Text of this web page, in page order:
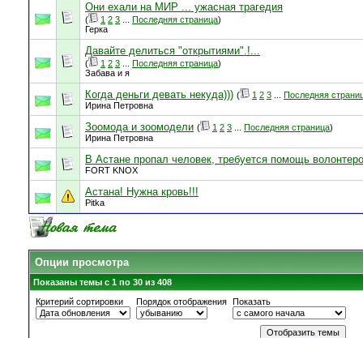
Они ехали на МИР ... ужасная трагедия
( 1 2 3 Последняя страница)
Герка
Давайте делиться "открытиями".!...
( 1 2 3 Последняя страница)
Забава и я
Когда деньги девать некуда))) ( 1 2 3
Последняя
Ирина Петровна
Зоомода и зоомодели ( 1 2 3 Последняя страница)
Ирина Петровна
В Астане пропал человек, требуется помощь
FORT KNOX
Астана! Нужна кровь!!!
Pitka
Опции просмотра
Показаны темы с 1 по 30 из 408
Критерий сортировки
Порядок отображения Показать